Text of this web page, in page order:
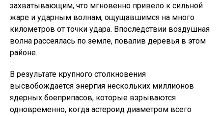
захватывающим, что мгновенно привело к сильной
жаре и ударным волнам, ощущавшимся на много
километров от точки удара. Впоследствии воздушная
волна рассеялась по земле, повалив деревья в этом
районе.
В результате крупного столкновения
высвобождается энергия нескольких миллионов
ядерных боеприпасов, которые взрываются
одновременно, когда астероид диаметром всего